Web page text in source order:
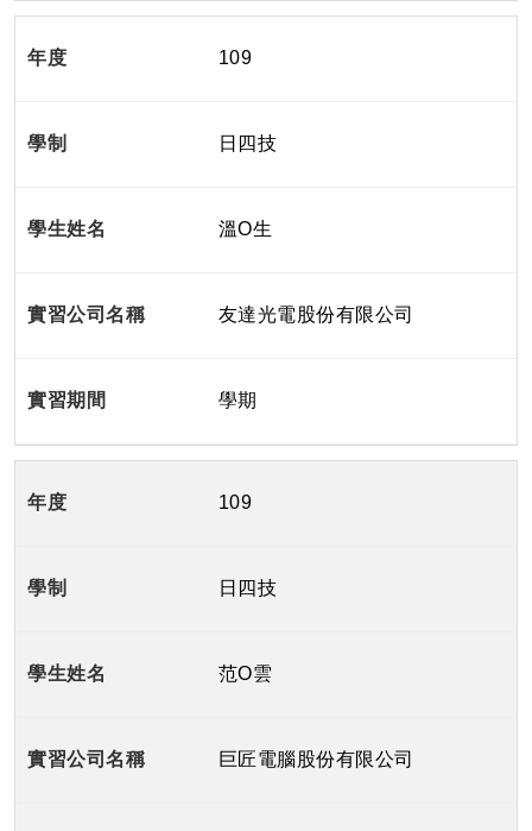
109
日四技
溫O生
友達光電股份有限公司
學期
109
日四技
范O雲
巨匠電腦股份有限公司